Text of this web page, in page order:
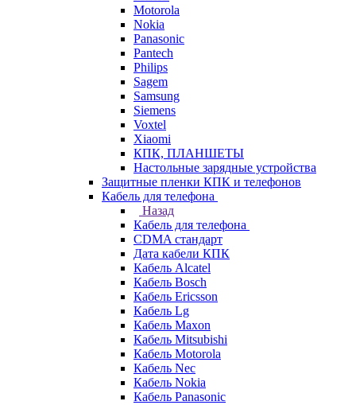
Motorola
Nokia
Panasonic
Pantech
Philips
Sagem
Samsung
Siemens
Voxtel
Xiaomi
КПК, ПЛАНШЕТЫ
Настольные зарядные устройства
Защитные пленки КПК и телефонов
Кабель для телефона
Назад
Кабель для телефона
CDMA стандарт
Дата кабели КПК
Кабель Alcatel
Кабель Bosch
Кабель Ericsson
Кабель Lg
Кабель Maxon
Кабель Mitsubishi
Кабель Motorola
Кабель Nec
Кабель Nokia
Кабель Panasonic